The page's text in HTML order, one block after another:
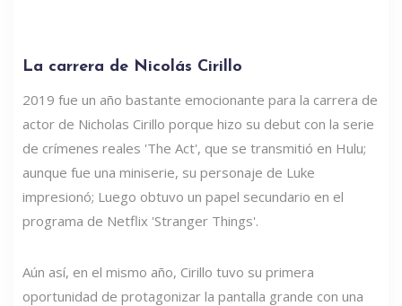
La carrera de Nicolás Cirillo
2019 fue un año bastante emocionante para la carrera de
actor de Nicholas Cirillo porque hizo su debut con la serie
de crímenes reales 'The Act', que se transmitió en Hulu;
aunque fue una miniserie, su personaje de Luke
impresionó; Luego obtuvo un papel secundario en el
programa de Netflix 'Stranger Things'.
Aún así, en el mismo año, Cirillo tuvo su primera
oportunidad de protagonizar la pantalla grande con una